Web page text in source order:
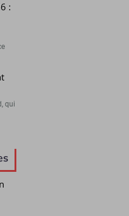
:
qui